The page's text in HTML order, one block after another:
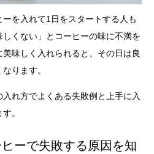
を入れて1日をスタートする人も
くない」とコーヒーの味に不満を
味しく入れられると、その日は良
ります。
れ方でよくある失敗例と上手に入
。
ーで失敗する原因を知